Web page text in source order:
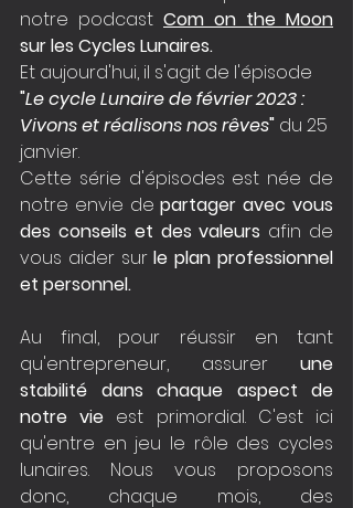
notre podcast Com on the Moon
sur les Cycles Lunaires.
Et aujourd'hui, il s'agit de l'épisode
"Le cycle Lunaire de février 2023 :
Vivons et réalisons nos rêves" du 25
janvier.
Cette série d'épisodes est née de
notre envie de partager avec vous
des conseils et des valeurs afin de
vous aider sur le plan professionnel
et personnel.
Au final, pour réussir en tant
qu'entrepreneur, assurer
une
stabilité dans chaque aspect de
notre vie est primordial. C'est ici
qu'entre en jeu le rôle des cycles
lunaires. Nous vous proposons
donc, chaque mois, des